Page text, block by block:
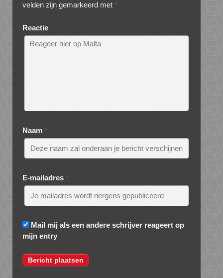
velden zijn gemarkeerd met *
Reactie
Naam *
E-mailadres *
Mail mij als een andere schrijver reageert op
mijn entry